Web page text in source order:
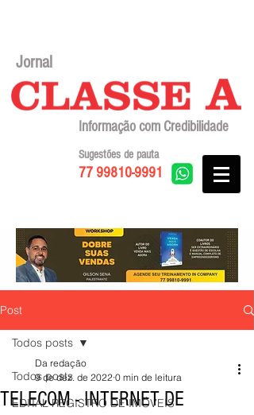
Jornal
Informação com Credibilidade
77 99810-9991
Sugestões de pauta
Post
Todos posts
EDITAL REGISTRO DE IMÓVEIS
Todos posts
TELECOM - INTERNET DE
Da redação
9 de dez. de 2022 0 min de leitura